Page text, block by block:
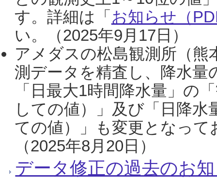
す。詳細は「 お知らせ（
い。（2025年9月17日）
アメダスの松島観測所（熊
測データを精査し、降水
「日最大1時間降水量」の
しての値）」及び「日降
ての値）」も変更となっ
（2025年8月20日）
データ修正の過去のお